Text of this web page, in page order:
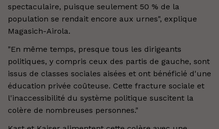
spectaculaire, puisque seulement 50 % de la
population se rendait encore aux urnes", explique
Magasich-Airola.
"En même temps, presque tous les dirigeants
politiques, y compris ceux des partis de gauche, sont
issus de classes sociales aisées et ont bénéficié d'une
éducation privée coûteuse. Cette fracture sociale et
l'inaccessibilité du système politique suscitent la
colère de nombreuses personnes."